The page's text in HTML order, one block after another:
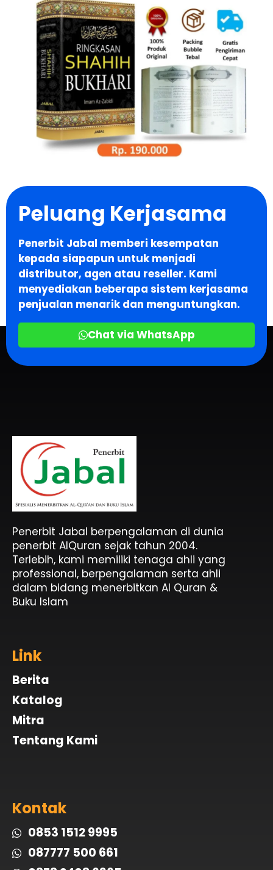
Peluang Kerjasama
Penerbit Jabal memberi kesempatan
kepada siapapun untuk menjadi
distributor, agen atau reseller. Kami
menyediakan beberapa sistem kerjasama
penjualan menarik dan menguntungkan.
Chat via WhatsApp
Penerbit Jabal berpengalaman di dunia
penerbit AlQuran sejak tahun 2004.
Terlebih, kami memiliki tenaga ahli yang
professional, berpengalaman serta ahli
dalam bidang menerbitkan Al Quran &
Buku Islam
Link
Berita
Katalog
Mitra
Tentang Kami
Kontak
0853 1512 9995
087777 500 661